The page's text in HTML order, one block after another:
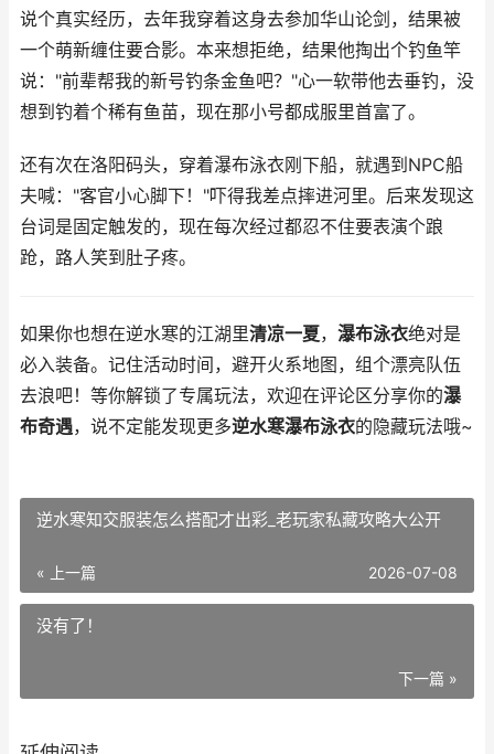
说个真实经历，去年我穿着这身去参加华山论剑，结果被
一个萌新缠住要合影。本来想拒绝，结果他掏出个钓鱼竿
说："前辈帮我的新号钓条金鱼吧？"心一软带他去垂钓，没
想到钓着个稀有鱼苗，现在那小号都成服里首富了。
还有次在洛阳码头，穿着瀑布泳衣刚下船，就遇到NPC船
夫喊："客官小心脚下！"吓得我差点摔进河里。后来发现这
台词是固定触发的，现在每次经过都忍不住要表演个踉
跄，路人笑到肚子疼。
如果你也想在逆水寒的江湖里清凉一夏， 瀑布泳衣绝对是
必入装备。记住活动时间，避开火系地图，组个漂亮队伍
去浪吧！等你解锁了专属玩法，欢迎在评论区分享你的瀑
布奇遇，说不定能发现更多逆水寒瀑布泳衣的隐藏玩法哦~
逆水寒知交服装怎么搭配才出彩_老玩家私藏攻略大公开
« 上一篇 2026-07-08
没有了！
下一篇 »